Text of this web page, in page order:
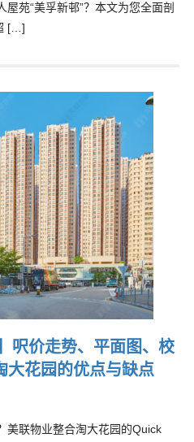
苑“美孚新邨”？本文为您全面剖
[…]
呎价走势、平面图、校
大花园的优点与缺点
美联物业整合淘大花园的Quick